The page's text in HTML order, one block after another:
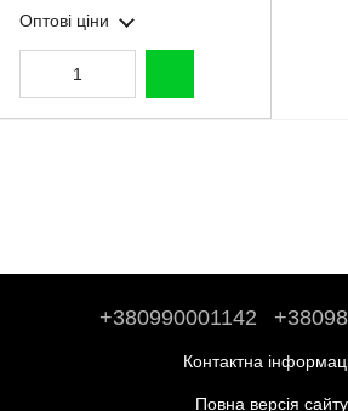
Оптові ціни
+380990001142
Контактна
Повна версія сайту